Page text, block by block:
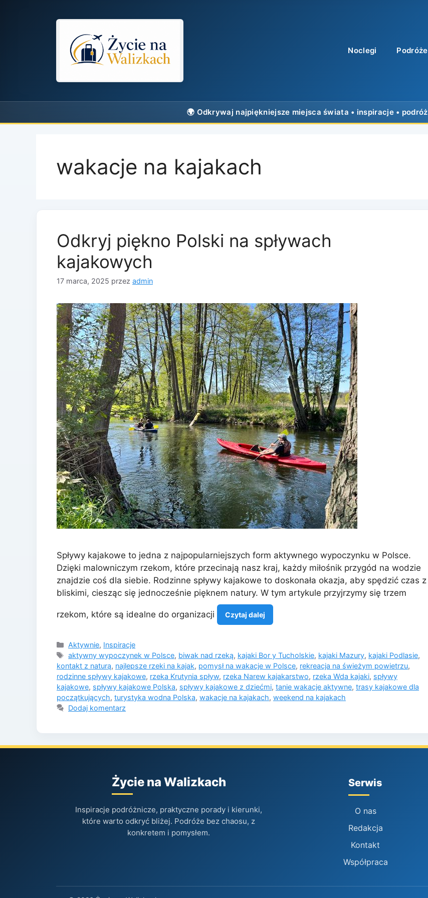
Noclegi Podróże
wakacje na kajakach
Odkryj piękno Polski na spływach
kajakowych
17 marca, 2025 przez admin
Spływy kajakowe to jedna z najpopularniejszych form aktywnego wypoczynku w Polsce.
Dzięki malowniczym rzekom, które przecinają nasz kraj, każdy miłośnik przygód na wodzie
znajdzie coś dla siebie. Rodzinne spływy kajakowe to doskonała okazja, aby spędzić czas z
bliskimi, ciesząc się jednocześnie pięknem natury. W tym artykule przyjrzymy się trzem
rzekom, które są idealne do organizacji Czytaj dalej
Kategorie
Aktywnie, Inspiracje
Tagi
aktywny wypoczynek w Polsce, biwak nad rzeką, kajaki Bor y Tucholskie, kajaki Mazury, kajaki Podlasie,
kontakt z naturą, najlepsze rzeki na kajak, pomysł na wakacje w Polsce, rekreacja na świeżym powietrzu,
rodzinne spływy kajakowe, rzeka Krutynia spływ, rzeka Narew kajakarstwo, rzeka Wda kajaki, spływy
kajakowe, spływy kajakowe Polska, spływy kajakowe z dziećmi, tanie wakacje aktywne, trasy kajakowe dla
początkujących, turystyka wodna Polska, wakacje na kajakach, weekend na kajakach
Dodaj komentarz
Życie na Walizkach
Inspiracje podróżnicze, praktyczne porady i kierunki,
które warto odkryć bliżej. Podróże bez chaosu, z
konkretem i pomysłem.
Serwis
O nas
Redakcja
Kontakt
Współpraca